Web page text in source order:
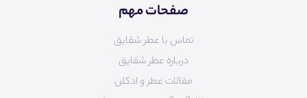
صفحات مهم
تماس با عطر شقایق
درباره عطر شقایق
مقالات عطر و ادکلن